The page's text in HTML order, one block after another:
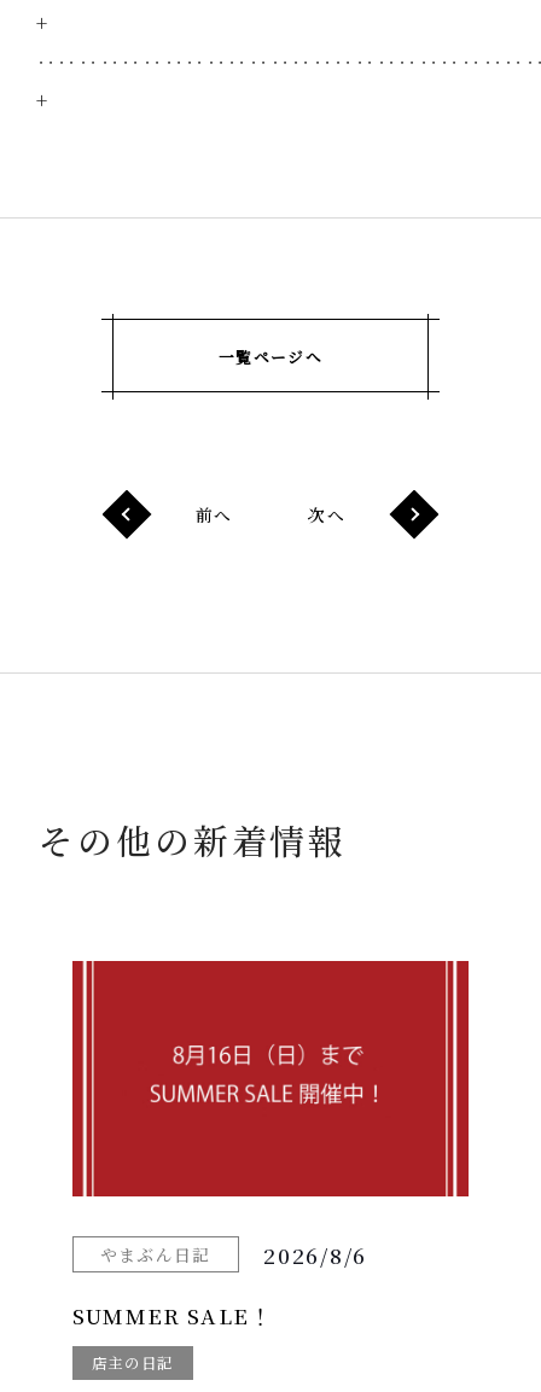
+
+
前へ
一覧ページへ
次へ
その他の新着情報
やまぶん日記 2026/8/6
SUMMER SALE！
店主の日記